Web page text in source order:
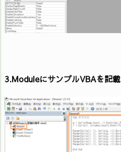
3.ModuleにサンプルVBAを記載